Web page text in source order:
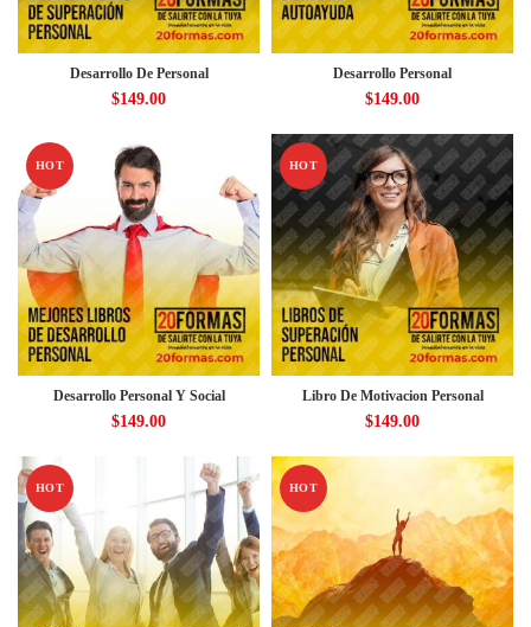
Desarrollo De Personal
$149.00
Desarrollo Personal
$149.00
HOT
Desarrollo Personal Y Social
$149.00
HOT
Libro De Motivacion Personal
$149.00
HOT HOT